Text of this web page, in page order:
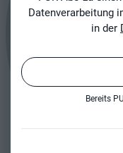
Datenverarbeitung
in der
Bereits